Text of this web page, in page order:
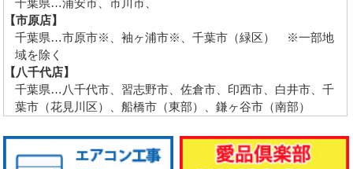
【市原店】
千葉県…市原市※、袖ヶ浦市※、千葉市（緑区） ※一部地
域を除く
【八千代店】
千葉県…八千代市、習志野市、佐倉市、印西市、白井市、千
葉市（花見川区）、船橋市（東部）、鎌ヶ谷市（南部）